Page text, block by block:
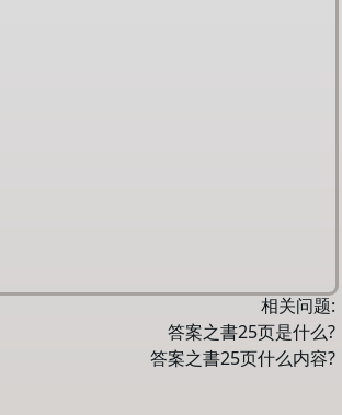
相关问题:
答案之書25页是什么?
答案之書25页什么内容?